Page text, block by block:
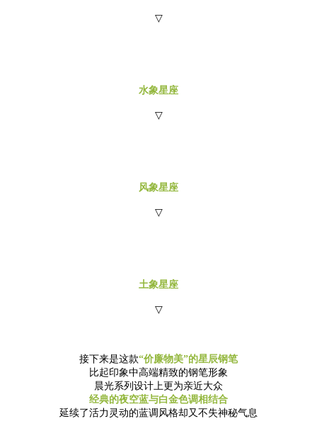
▽
水象星座
▽
风象星座
▽
土象星座
▽
接下来是这款“价廉物美”的星辰钢笔
比起印象中高端精致的钢笔形象
晨光系列设计上更为亲近大众
经典的夜空蓝与白金色调相结合
延续了活力灵动的蓝调风格却又不失神秘气息